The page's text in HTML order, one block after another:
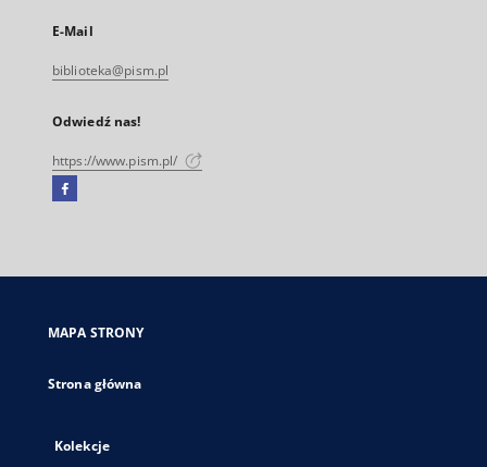
E-Mail
biblioteka@pism.pl
Odwiedź nas!
https://www.pism.pl/
Facebook
się
karcie
MAPA STRONY
Strona główna
Kolekcje